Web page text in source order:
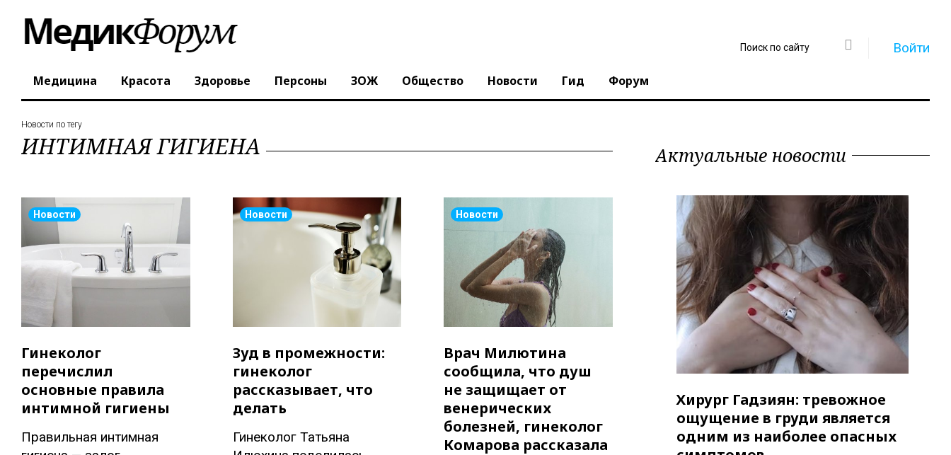
Войти
Регистрация
Медицина Красота Здоровье Персоны ЗОЖ Общество Новости Гид Форум
Новости по тегу
ИНТИМНАЯ ГИГИЕНА
Новости
Гинеколог
перечислил
основные правила
интимной гигиены
Правильная интимная
Новости
Зуд в промежности:
гинеколог
рассказывает, что
делать
Гинеколог Татьяна
Новости
Врач Милютина
сообщила, что душ
не защищает от
венерических
болезней, гинеколог
Комарова рассказала
Актуальные новости
Хирург Гадзиян: тревожное
ощущение в груди является
одним из наиболее опасных